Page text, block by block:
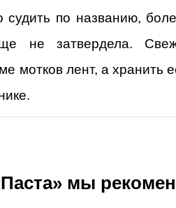
судить по названию,
не затвердела.
мотков лент, а хранить
мы